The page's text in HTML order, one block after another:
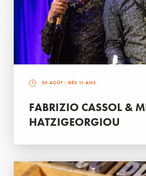
30 AOÛT - DÈS 11 ANS
FABRIZIO CASSOL &
HATZIGEORGIOU